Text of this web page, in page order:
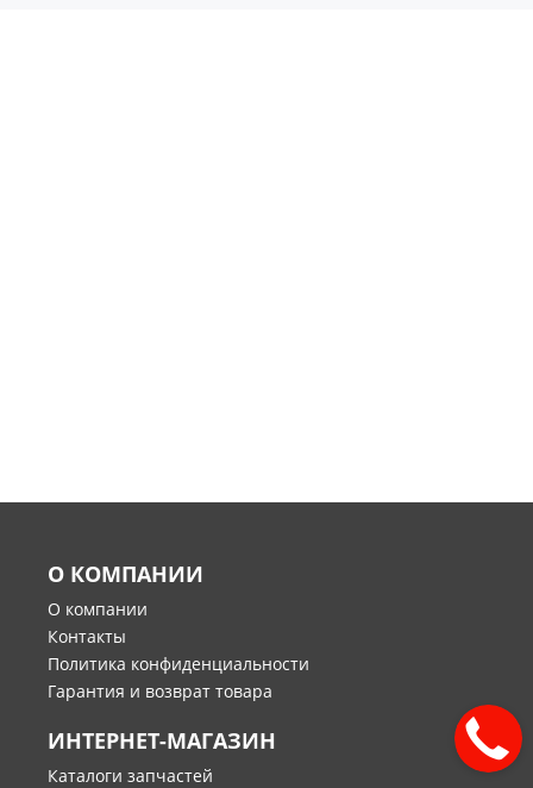
О КОМПАНИИ
О компании
Контакты
Политика конфиденциальности
Гарантия и возврат товара
ИНТЕРНЕТ-МАГАЗИН
Каталоги запчастей